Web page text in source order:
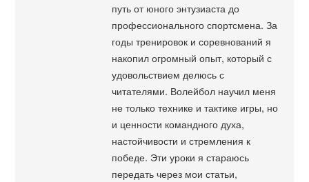
путь от юного энтузиаста до
профессионального спортсмена. За
годы тренировок и соревнований я
накопил огромный опыт, который с
удовольствием делюсь с
читателями. Волейбол научил меня
не только технике и тактике игры, но
и ценности командного духа,
настойчивости и стремления к
победе. Эти уроки я стараюсь
передать через мои статьи,